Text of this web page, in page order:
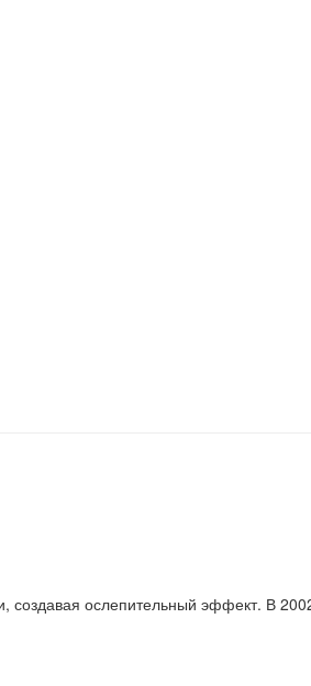
создавая ослепительный эффект. В